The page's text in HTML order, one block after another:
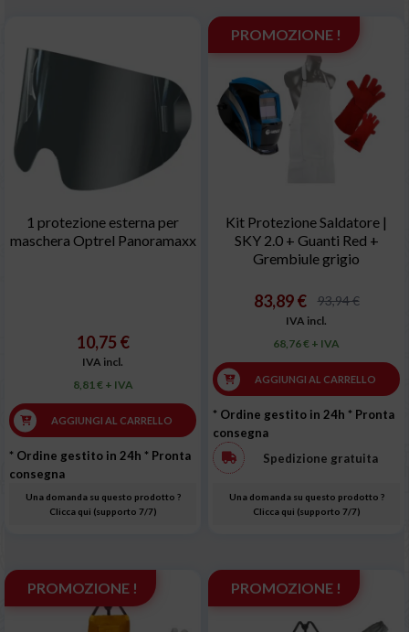
1 protezione esterna per
maschera Optrel Panoramaxx
10,75 €
IVA incl.
8,81 € + IVA
AGGIUNGI AL CARRELLO
* Ordine gestito in 24h * Pronta
consegna
Una domanda su questo prodotto ?
Clicca qui (supporto 7/7)
PROMOZIONE !
Kit Protezione Saldatore |
SKY 2.0 + Guanti Red +
Grembiule grigio
83,89 € 93,94 €
IVA incl.
68,76 € + IVA
AGGIUNGI AL CARRELLO
* Ordine gestito in 24h * Pronta
consegna
Spedizione gratuita
Una domanda su questo prodotto ?
Clicca qui (supporto 7/7)
PROMOZIONE ! PROMOZIONE !